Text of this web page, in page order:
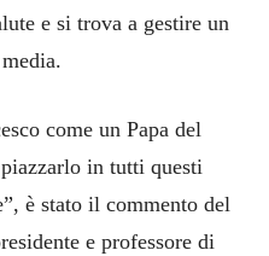
e si trova a gestire un
come un Papa del
in tutti questi
è stato il commento del
e professore di